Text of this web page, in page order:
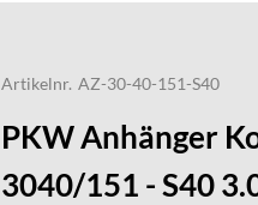
Artikelnr. AZ-30-40-151-S40
PKW Anhänger
3040/151 - S40